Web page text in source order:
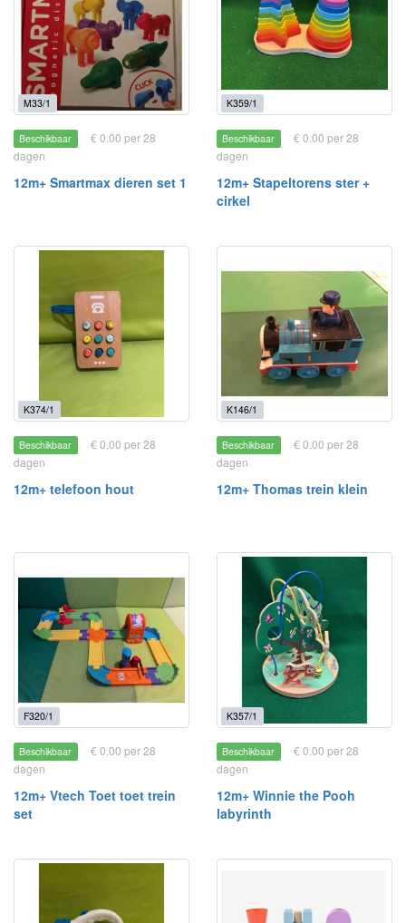
M33/1
Beschikbaar
€ 0.00 per 28
dagen
12m+ Smartmax dieren set 1
K359/1
Beschikbaar
€ 0.00 per 28
dagen
12m+ Stapeltorens ster +
cirkel
K374/1
Beschikbaar
€ 0.00 per 28
dagen
12m+ telefoon hout
K146/1
Beschikbaar
€ 0.00 per 28
dagen
12m+ Thomas trein klein
F320/1
Beschikbaar
€ 0.00 per 28
dagen
12m+ Vtech Toet toet trein
set
K357/1
Beschikbaar
€ 0.00 per 28
dagen
12m+ Winnie the Pooh
labyrinth